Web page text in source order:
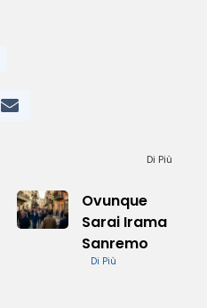
Di Più
Ovunque
Sarai Irama
Sanremo
Di Più